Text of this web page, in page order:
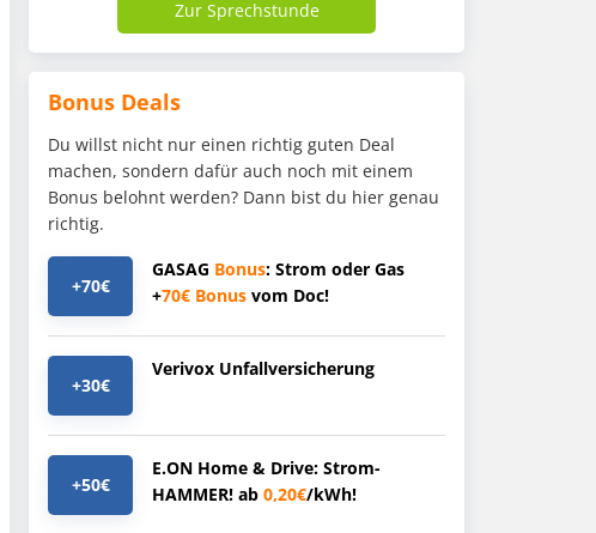
Zur Sprechstunde
Bonus Deals
Du willst nicht nur einen richtig guten Deal
machen, sondern dafür auch noch mit einem
Bonus belohnt werden? Dann bist du hier genau
richtig.
+70€
GASAG Bonus: Strom oder Gas
+70€ Bonus vom Doc!
+30€
Verivox Unfallversicherung
+50€
E.ON Home & Drive: Strom-
HAMMER! ab 0,20€/kWh!